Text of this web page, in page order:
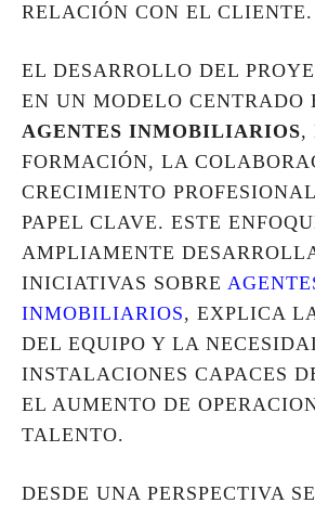
RELACIÓN CON EL CLIENTE.
EL DESARROLLO DEL
EN UN MODELO CENTRADO
AGENTES INMOBILIARIOS,
FORMACIÓN, LA
CRECIMIENTO
PAPEL CLAVE. ESTE
AMPLIAMENTE
INICIATIVAS SOBRE
INMOBILIARIOS, EXPLICA
DEL EQUIPO Y LA
INSTALACIONES CAPACES
EL AUMENTO DE
TALENTO.
DESDE UNA PERSPECTIVA